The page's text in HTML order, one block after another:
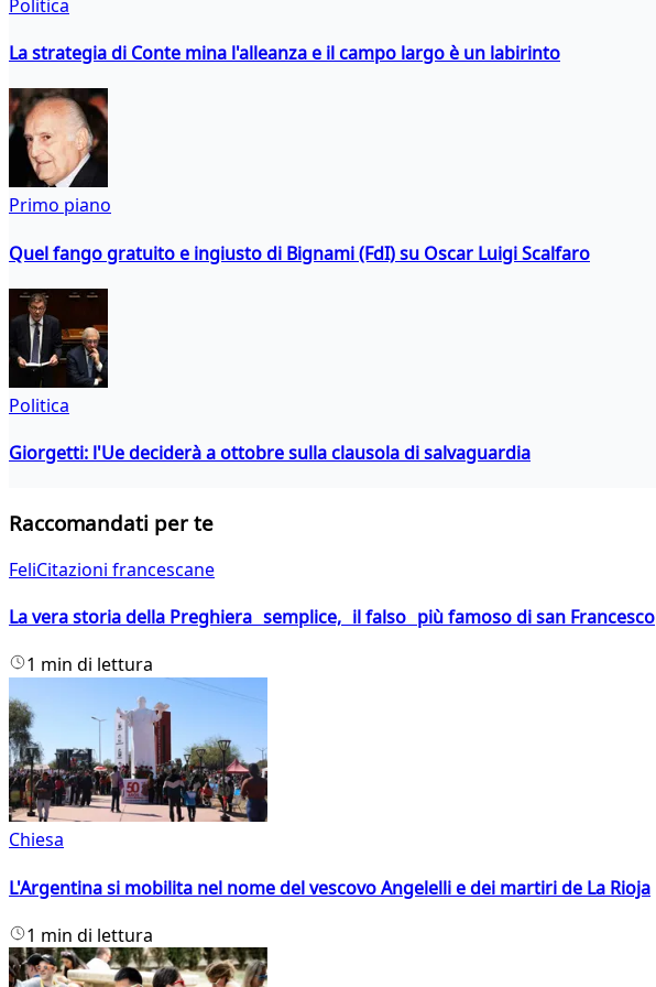
Politica
La strategia di Conte mina l'alleanza e il campo largo è un labirinto
Primo piano
Quel fango gratuito e ingiusto di Bignami (FdI) su Oscar Luigi Scalfaro
Politica
Giorgetti: l'Ue deciderà a ottobre sulla clausola di salvaguardia
Raccomandati per te
FeliCitazioni francescane
La vera storia della Preghiera semplice, il falso più famoso di san Francesco
1 min di lettura
Chiesa
L'Argentina si mobilita nel nome del vescovo Angelelli e dei martiri de La Rioja
1 min di lettura